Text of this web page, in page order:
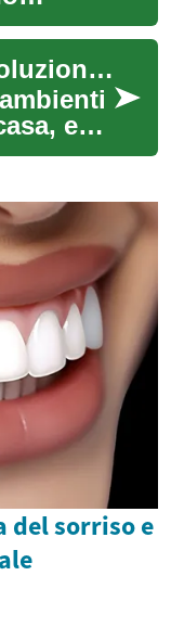
Il WC-Bidet: Una Rivoluzione nel Bagno Moderno
e
sorriso e